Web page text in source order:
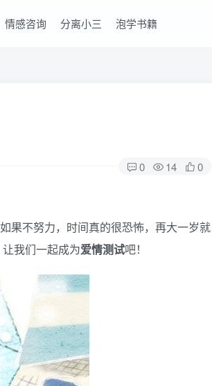
情感咨询 分离小三 泡学书籍
0 14 0
果不努力，时间真的很恐怖，再大一岁就
我们一起成为爱情测试吧！